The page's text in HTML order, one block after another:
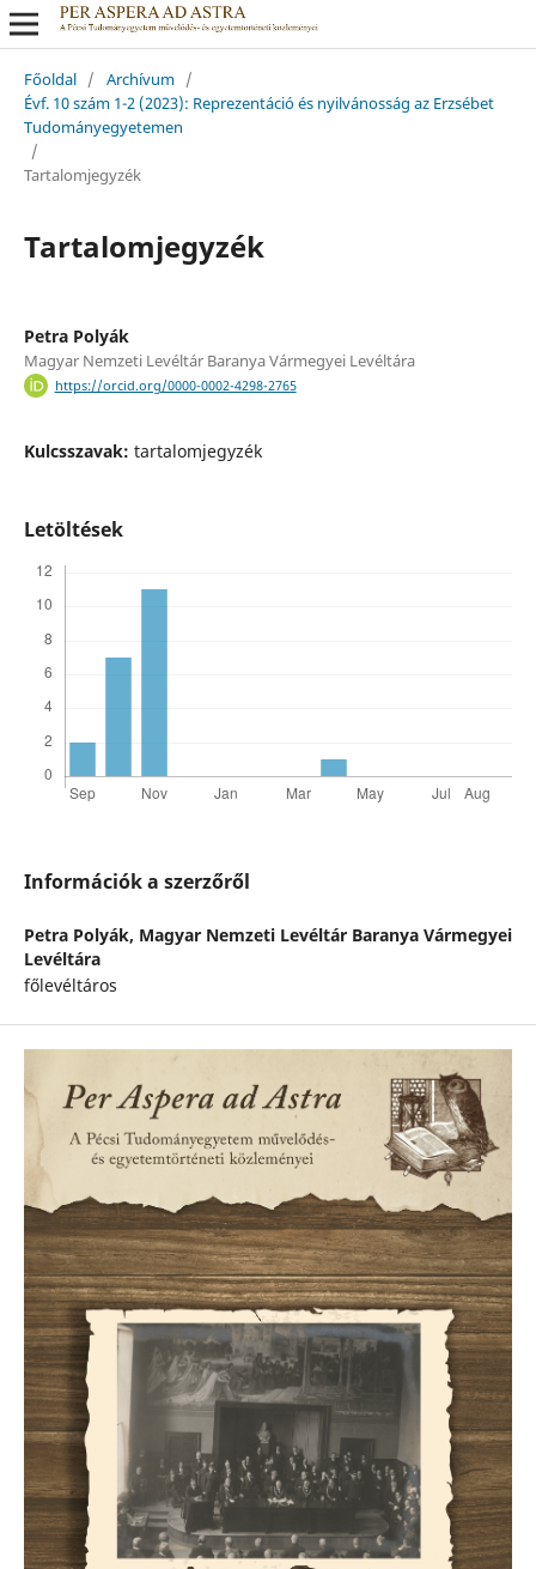
Főoldal / Archívum /
Évf. 10 szám 1-2 (2023): Reprezentáció és nyilvánosság az Erzsébet
Tudományegyetemen
/
Tartalomjegyzék
Tartalomjegyzék
Petra Polyák
Magyar Nemzeti Levéltár Baranya Vármegyei Levéltára
https://orcid.org/0000-0002-4298-2765
Kulcsszavak: tartalomjegyzék
Letöltések
Információk a szerzőről
Petra Polyák, Magyar Nemzeti Levéltár Baranya Vármegyei
Levéltára
főlevéltáros